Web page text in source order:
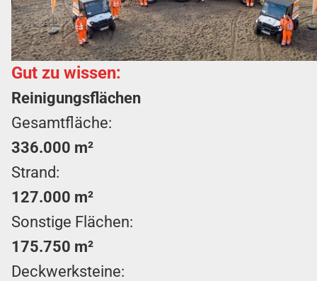
Gut zu wissen:
Reinigungsflächen
Gesamtfläche:
336.000 m²
Strand:
127.000 m²
Sonstige Flächen:
175.750 m²
Deckwerksteine: